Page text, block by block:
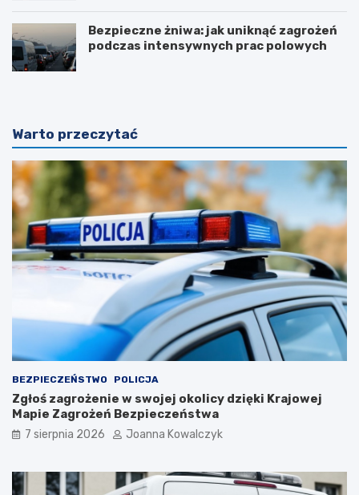
Bezpieczne żniwa: jak uniknąć zagrożeń
podczas intensywnych prac polowych
Warto przeczytać
BEZPIECZEŃSTWO POLICJA
Zgłoś zagrożenie w swojej okolicy dzięki Krajowej
Mapie Zagrożeń Bezpieczeństwa
7 sierpnia 2026 Joanna Kowalczyk